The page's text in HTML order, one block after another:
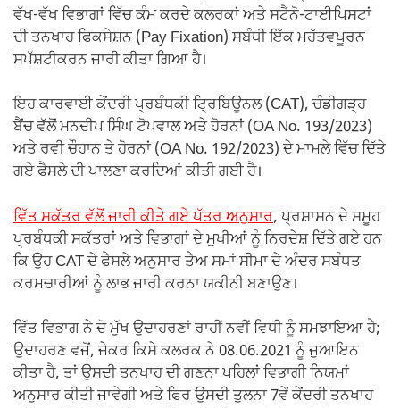
ਵੱਖ-ਵੱਖ ਵਿਭਾਗਾਂ ਵਿੱਚ ਕੰਮ ਕਰਦੇ ਕਲਰਕਾਂ ਅਤੇ ਸਟੈਨੋ-ਟਾਈਪਿਸਟਾਂ
ਦੀ ਤਨਖਾਹ ਫਿਕਸੇਸ਼ਨ (Pay Fixation) ਸਬੰਧੀ ਇੱਕ ਮਹੱਤਵਪੂਰਨ
ਸਪੱਸ਼ਟੀਕਰਨ ਜਾਰੀ ਕੀਤਾ ਗਿਆ ਹੈ।
ਇਹ ਕਾਰਵਾਈ ਕੇਂਦਰੀ ਪ੍ਰਬੰਧਕੀ ਟ੍ਰਿਬਿਊਨਲ (CAT), ਚੰਡੀਗੜ੍ਹ
ਬੈਂਚ ਵੱਲੋਂ ਮਨਦੀਪ ਸਿੰਘ ਟੋਪਵਾਲ ਅਤੇ ਹੋਰਨਾਂ (OA No. 193/2023)
ਅਤੇ ਰਵੀ ਚੌਹਾਨ ਤੇ ਹੋਰਨਾਂ (OA No. 192/2023) ਦੇ ਮਾਮਲੇ ਵਿੱਚ ਦਿੱਤੇ
ਗਏ ਫੈਸਲੇ ਦੀ ਪਾਲਣਾ ਕਰਦਿਆਂ ਕੀਤੀ ਗਈ ਹੈ।
ਵਿੱਤ ਸਕੱਤਰ ਵੱਲੋਂ ਜਾਰੀ ਕੀਤੇ ਗਏ ਪੱਤਰ ਅਨੁਸਾਰ, ਪ੍ਰਸ਼ਾਸਨ ਦੇ ਸਮੂਹ
ਪ੍ਰਬੰਧਕੀ ਸਕੱਤਰਾਂ ਅਤੇ ਵਿਭਾਗਾਂ ਦੇ ਮੁਖੀਆਂ ਨੂੰ ਨਿਰਦੇਸ਼ ਦਿੱਤੇ ਗਏ ਹਨ
ਕਿ ਉਹ CAT ਦੇ ਫੈਸਲੇ ਅਨੁਸਾਰ ਤੈਅ ਸਮਾਂ ਸੀਮਾ ਦੇ ਅੰਦਰ ਸਬੰਧਤ
ਕਰਮਚਾਰੀਆਂ ਨੂੰ ਲਾਭ ਜਾਰੀ ਕਰਨਾ ਯਕੀਨੀ ਬਣਾਉਣ।
ਵਿੱਤ ਵਿਭਾਗ ਨੇ ਦੋ ਮੁੱਖ ਉਦਾਹਰਣਾਂ ਰਾਹੀਂ ਨਵੀਂ ਵਿਧੀ ਨੂੰ ਸਮਝਾਇਆ ਹੈ;
ਉਦਾਹਰਣ ਵਜੋਂ, ਜੇਕਰ ਕਿਸੇ ਕਲਰਕ ਨੇ 08.06.2021 ਨੂੰ ਜੁਆਇਨ
ਕੀਤਾ ਹੈ, ਤਾਂ ਉਸਦੀ ਤਨਖਾਹ ਦੀ ਗਣਨਾ ਪਹਿਲਾਂ ਵਿਭਾਗੀ ਨਿਯਮਾਂ
ਅਨੁਸਾਰ ਕੀਤੀ ਜਾਵੇਗੀ ਅਤੇ ਫਿਰ ਉਸਦੀ ਤੁਲਨਾ 7ਵੇਂ ਕੇਂਦਰੀ ਤਨਖਾਹ